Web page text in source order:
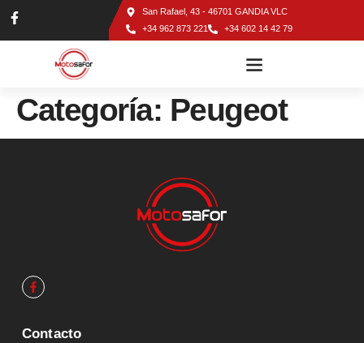
San Rafael, 43 - 46701 GANDIA VLC
+34 962 873 221
+34 602 14 42 79
Categoría: Peugeot
Contacto